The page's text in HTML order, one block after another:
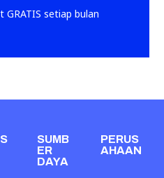
setiap bulan
SUMB
ER
DAYA
PERUS
AHAAN